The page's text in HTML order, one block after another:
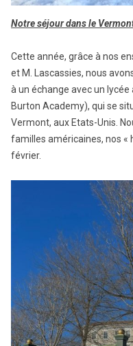
Notre séjour dans le
Cette année, grâce à nos
et M. Lascassies, nous
à un échange avec un lycée
Burton Academy), qui se
Vermont, aux Etats-Unis.
familles américaines, nos «
février.